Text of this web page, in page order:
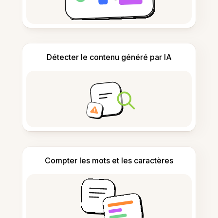
Détecter le contenu généré par IA
Compter les mots et les caractères